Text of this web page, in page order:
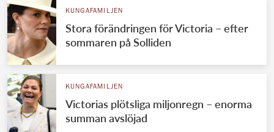
KUNGAFAMILJEN
Stora förändringen för Victoria – efter
sommaren på Solliden
KUNGAFAMILJEN
Victorias plötsliga miljonregn – enorma
summan avslöjad